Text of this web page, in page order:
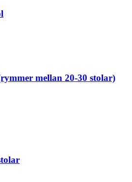
mellan 20-30 stolar)